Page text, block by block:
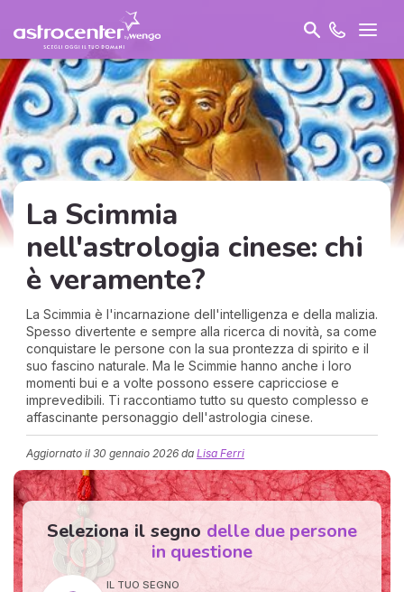
La Scimmia
nell'astrologia cinese: chi
è veramente?
La Scimmia è l'incarnazione dell'intelligenza e della malizia.
Spesso divertente e sempre alla ricerca di novità, sa come
conquistare le persone con la sua prontezza di spirito e il
suo fascino naturale. Ma le Scimmie hanno anche i loro
momenti bui e a volte possono essere capricciose e
imprevedibili. Ti raccontiamo tutto su questo complesso e
affascinante personaggio dell'astrologia cinese.
Aggiornato il 30 gennaio 2026 da Lisa Ferri
Seleziona il segno delle due persone
in questione
IL TUO SEGNO